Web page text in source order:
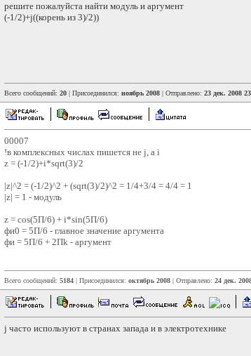
решите пожалуйста найти модуль и аргумент
(-1/2)+j((корень из 3)/2))
Всего сообщений: 20 | Присоединился: ноябрь 2008 | Отправлено: 23 дек. 2008
00007
!в комплексных числах пишется не j, а i
z = (-1/2)+i*sqrt(3)/2
|z|^2 = (-1/2)^2 + (sqrt(3)/2)^2 = 1/4+3/4 = 4/4 = 1
|z| = 1 - модуль
z = cos(5П/6) + i*sin(5П/6)
фи0 = 5П/6 - главное значение аргумента
фи = 5П/6 + 2Пk - аргумент
Всего сообщений: 5184 | Присоединился: октябрь 2008 | Отправлено: 24 дек.
j часто используют в странах запада и в электротехнике